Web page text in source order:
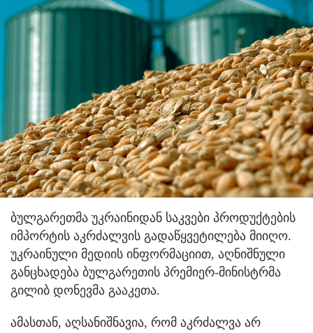
ბულგარეთმა უკრაინიდან საკვები პროდუქტების
იმპორტის აკრძალვის გადაწყვეტილება მიიღო.
უკრაინული მედიის ინფორმაციით, აღნიშნული
განცხადება ბულგარეთის პრემიერ-მინისტრმა
გილიბ დონევმა გააკეთა.
ამასთან, აღსანიშნავია, რომ აკრძალვა არ